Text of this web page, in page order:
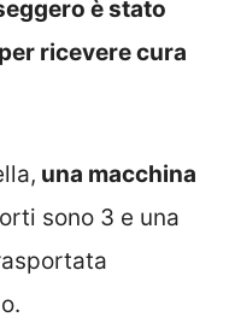
è stato
ricevere cura
una macchina
sono 3 e una